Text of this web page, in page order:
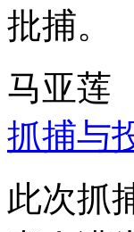
批捕。
马亚莲
抓捕与
此次抓